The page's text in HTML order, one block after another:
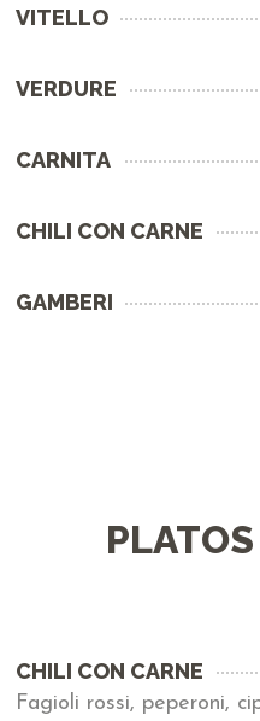
VITELLO
VERDURE
CARNITA
CHILI CON CARNE
GAMBERI
CHILI CON CARNE
Fagioli rossi, peperoni,